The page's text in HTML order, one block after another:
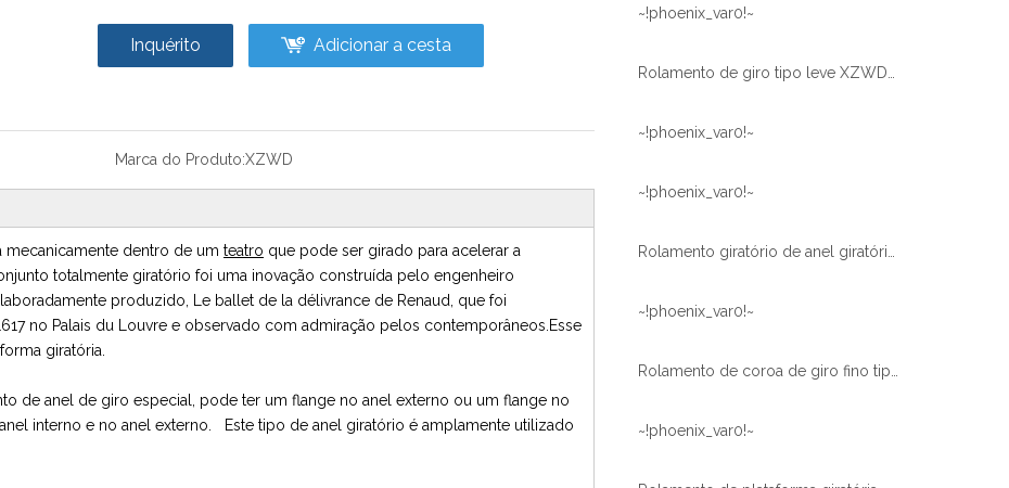
Inquérito Adicionar a cesta
Marca do Produto:XZWD
dentro de um teatro que pode ser girado para acelerar a
totalmente giratório foi uma inovação construída pelo engenheiro
produzido, Le ballet de la délivrance de Renaud, que foi
no Palais du Louvre e observado com admiração pelos contemporâneos.Esse
giratória.
de anel de giro especial, pode ter um flange no anel externo ou um flange no
interno e no anel externo. Este tipo de anel giratório é amplamente utilizado
~!phoenix_var0!~
~!phoenix_var0!~
~!phoenix_var0!~
~!phoenix_var0!~
~!phoenix_var0!~